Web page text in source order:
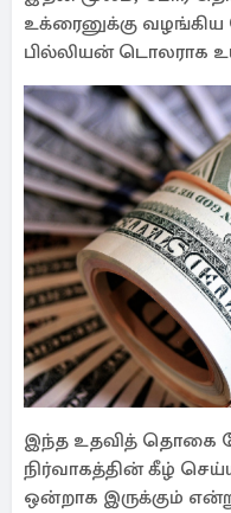
உக்ரைனுக்கு
பில்லியன் டொலராக
இந்த உதவித் தொகை
நிர்வாகத்தின் கீழ்
ஒன்றாக இருக்கும்